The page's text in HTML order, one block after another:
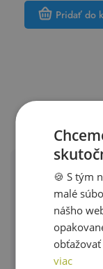
Pridať do
Dámske
Ozdobte sa
skutočne
výber
kúsky sú nie
🍪 S tým
malé
nášho
viac